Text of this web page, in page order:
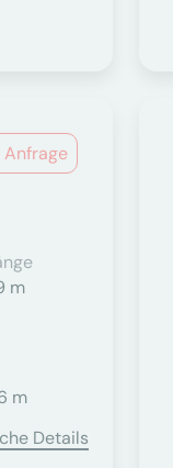
Anfrage
m
m
Details